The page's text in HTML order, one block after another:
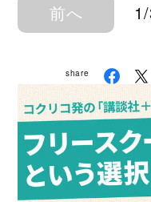
前へ
share